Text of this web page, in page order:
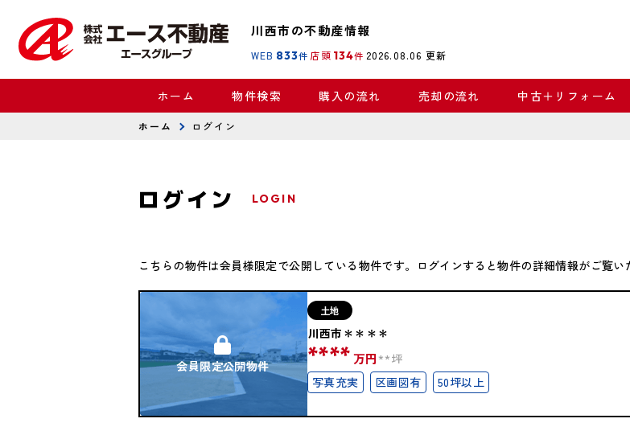
川西市の不動産情報
WEB 833件 店頭 134件 2026.08.06 更新
ホーム 物件検索 購入の流れ 売却の流れ 中古＋リフォーム
ホーム ログイン
ログイン LOGIN
こちらの物件は会員様限定で公開している物件です。ログインすると物件の詳細情報がご覧い
会員限定公開物件
土地
川西市＊＊＊＊
****万円 **坪
写真充実
区画図有 50坪以上